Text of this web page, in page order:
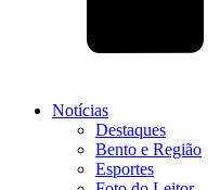
Notícias
Destaques
Bento e Região
Esportes